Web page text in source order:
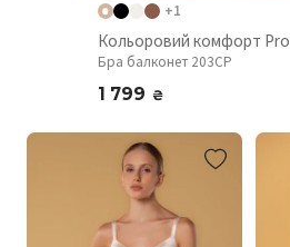
+1
Кольоровий комфорт Pro
Бра балконет 203CP
1 799 ₴